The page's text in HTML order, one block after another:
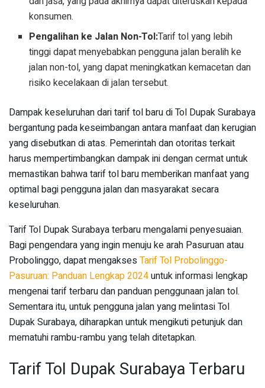
konsumen.
Pengalihan ke Jalan Non-Tol:Tarif tol yang lebih
tinggi dapat menyebabkan pengguna jalan beralih ke
jalan non-tol, yang dapat meningkatkan kemacetan dan
risiko kecelakaan di jalan tersebut.
Dampak keseluruhan dari tarif tol baru di Tol Dupak Surabaya
bergantung pada keseimbangan antara manfaat dan kerugian
yang disebutkan di atas. Pemerintah dan otoritas terkait
harus mempertimbangkan dampak ini dengan cermat untuk
memastikan bahwa tarif tol baru memberikan manfaat yang
optimal bagi pengguna jalan dan masyarakat secara
keseluruhan.
Tarif Tol Dupak Surabaya terbaru mengalami penyesuaian.
Bagi pengendara yang ingin menuju ke arah Pasuruan atau
Probolinggo, dapat mengaksesTarif Tol Probolinggo-
Pasuruan: Panduan Lengkap 2024untuk informasi lengkap
mengenai tarif terbaru dan panduan penggunaan jalan tol.
Sementara itu, untuk pengguna jalan yang melintasi Tol
Dupak Surabaya, diharapkan untuk mengikuti petunjuk dan
mematuhi rambu-rambu yang telah ditetapkan.
Tarif Tol Dupak Surabaya Terbaru